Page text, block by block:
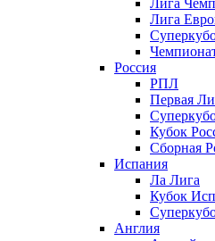
Лига
Лига
Россия
РПЛ
Первая
Кубок
Сборная
Испания
Ла Лига
Кубок
Англия